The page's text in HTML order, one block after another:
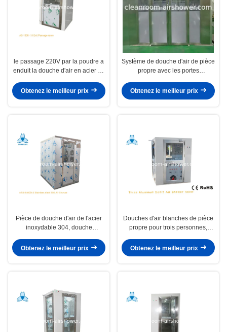
le passage 220V par la poudre a
enduit la douche d'air en acier de
Obtenez le meilleur prix
Système de douche d'air de pièce
propre avec les portes
des personnes et des
marchandises
Obtenez le meilleur prix
Pièce de douche d'air de l'acier
inoxydable 304, douche
automatique
Obtenez le meilleur prix
Douches d'air blanches de pièce
propre pour trois personnes,
Obtenez le meilleur prix